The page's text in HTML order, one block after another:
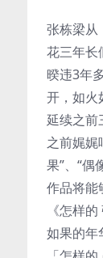
张栋梁从
花三年长
暌违3年
开，如火
延续之前
之前娓娓
果”、“偶
作品将能
《怎样
如果的年